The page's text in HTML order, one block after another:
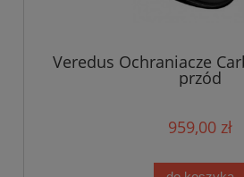
Veredus Ochraniacze
przód
959,00 zł